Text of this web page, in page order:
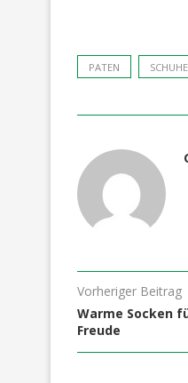
PATEN SCHUHE
Vorheriger Beitrag
Warme Socken
Freude